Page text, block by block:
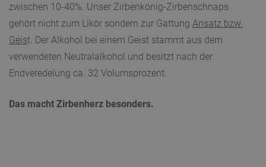
zwischen 10-40%. Unser Zirbenkönig-Zirbenschnaps
gehört nicht zum Likör sondern zur Gattung Ansatz bzw.
Geist. Der Alkohol bei einem Geist stammt aus dem
verwendeten Neutralalkohol und besitzt nach der
Endveredelung ca. 32 Volumsprozent.
Das macht Zirbenherz besonders.